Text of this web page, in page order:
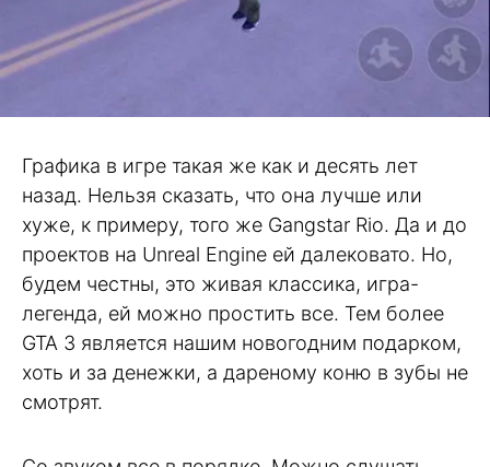
Графика в игре такая же как и десять лет
назад. Нельзя сказать, что она лучше или
хуже, к примеру, того же Gangstar Rio. Да и до
проектов на Unreal Engine ей далековато. Но,
будем честны, это живая классика, игра-
легенда, ей можно простить все. Тем более
GTA 3 является нашим новогодним подарком,
хоть и за денежки, а дареному коню в зубы не
смотрят.